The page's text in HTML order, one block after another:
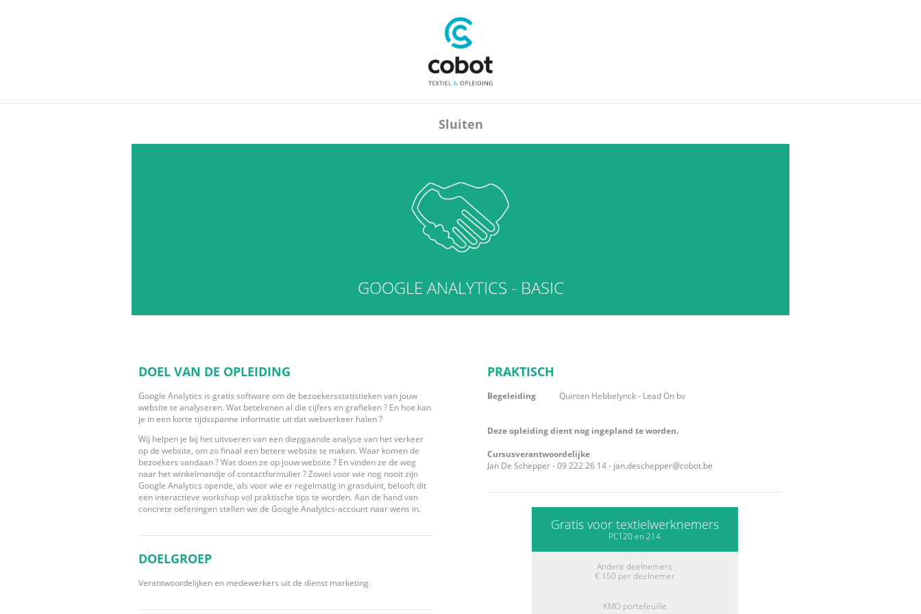
Sluiten
GOOGLE ANALYTICS - BASIC
DOEL VAN DE OPLEIDING
Google Analytics is gratis software om de bezoekersstatistieken van jouw
website te analyseren. Wat betekenen al die cijfers en grafieken ? En hoe kan
je in een korte tijdsspanne informatie uit dat webverkeer halen ?
Wij helpen je bij het uitvoeren van een diepgaande analyse van het verkeer
op de website, om zo finaal een betere website te maken. Waar komen de
bezoekers vandaan ? Wat doen ze op jouw website ? En vinden ze de weg
naar het winkelmandje of contactformulier ? Zowel voor wie nog nooit zijn
Google Analytics opende, als voor wie er regelmatig in grasduint, belooft dit
een interactieve workshop vol praktische tips te worden. Aan de hand van
concrete oefeningen stellen we de Google Analytics-account naar wens in.
DOELGROEP
Verantwoordelijken en medewerkers uit de dienst marketing.
PRAKTISCH
Begeleiding Quinten Hebbelynck - Lead On bv
Deze opleiding dient nog ingepland te worden.
Cursusverantwoordelijke
Jan De Schepper - 09 222 26 14 - jan.deschepper@cobot.be
Gratis voor textielwerknemers
PC120 en 214
Andere deelnemers
€ 150 per deelnemer
KMO portefeuille